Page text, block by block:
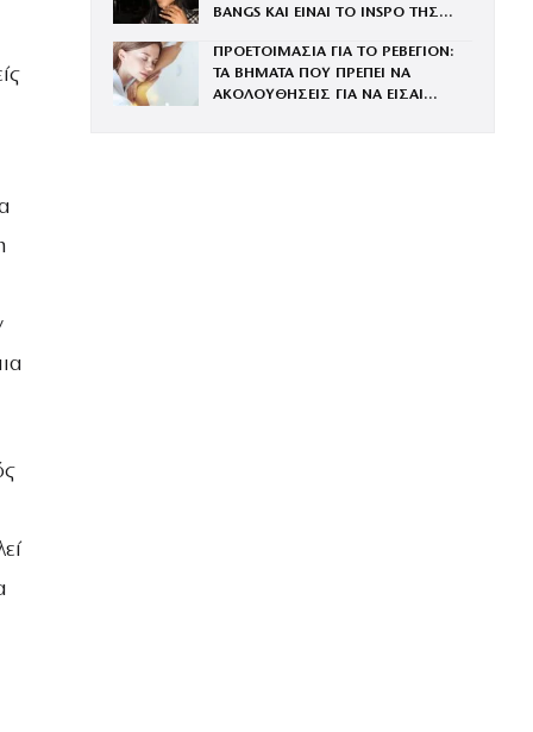
BANGS ΚΑΙ ΕΙΝΑΙ ΤΟ INSPO ΤΗΣ
ΠΡΟΕΤΟΙΜΑΣΙΑ ΓΙΑ ΤΟ ΡΕΒΕΓΙΟΝ:
ΤΑ ΒΗΜΑΤΑ ΠΟΥ ΠΡΕΠΕΙ ΝΑ
ΑΚΟΛΟΥΘΗΣΕΙΣ ΓΙΑ ΝΑ ΕΙΣΑΙ